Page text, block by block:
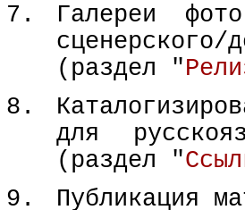
Галереи
(раздел "
для
(раздел "
Публикация